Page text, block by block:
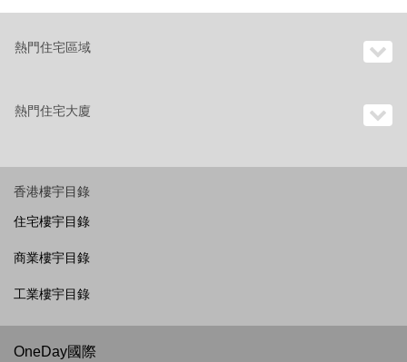
熱門住宅區域
熱門住宅大廈
香港樓宇目錄
住宅樓宇目錄
商業樓宇目錄
工業樓宇目錄
OneDay國際